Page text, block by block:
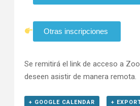
Otras inscripciones
Se remitirá el link de acceso a
deseen asistir de manera remota.
+ GOOGLE CALENDAR +